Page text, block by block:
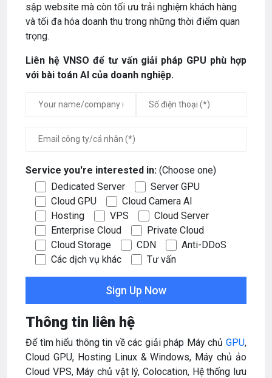
sập website mà còn tối ưu trải nghiệm khách hàng
và tối đa hóa doanh thu trong những thời điểm quan
trọng.
Liên hệ VNSO để tư vấn giải pháp GPU phù hợp
với bài toán AI của doanh nghiệp.
Service you're interested in: (Choose one)
Dedicated Server
Server GPU
Cloud GPU
Cloud Camera AI
Hosting
VPS
Cloud Server
Enterprise Cloud
Private Cloud
Cloud Storage
CDN
Anti-DDoS
Các dịch vụ khác
Tư vấn
Thông tin liên hệ
Để tìm hiểu thông tin về các giải pháp Máy chủ GPU,
Cloud GPU, Hosting Linux & Windows, Máy chủ ảo
Cloud VPS, Máy chủ vật lý, Colocation, Hệ thống lưu